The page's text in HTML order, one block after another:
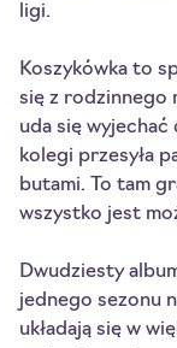
ligi.
Koszykówka to
się z rodzinnego
uda się
kolegi przesyła
butami. To tam
wszystko jest
Dwudziesty
jednego sezonu
układają się w